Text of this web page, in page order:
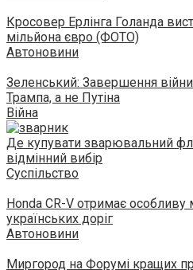
Кросовер Ерлінга Голанда
мільйона євро (ФОТО)
Автоновини
Зеленський: Завершення
Трампа, а не Путіна
Війна
Де купувати зварювальний
відмінний вибір
Суспільство
Honda CR-V отримає
українських доріг
Автоновини
Миргород на Форумі кращих